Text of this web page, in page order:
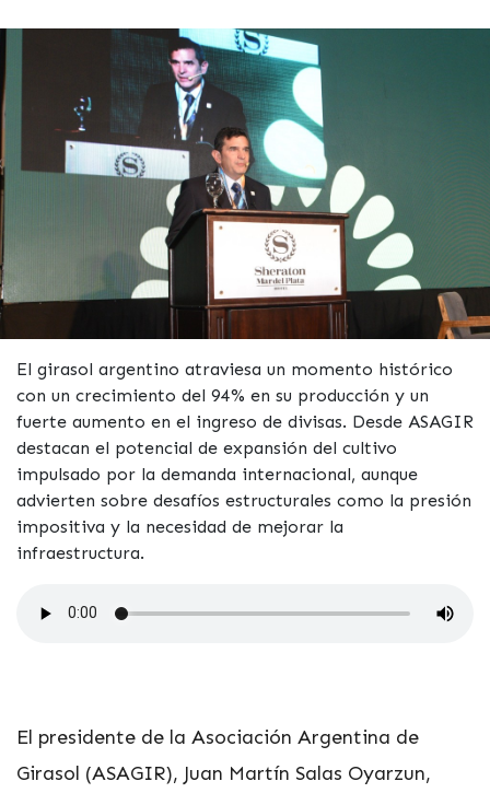
El girasol argentino atraviesa un momento histórico
con un crecimiento del 94% en su producción y un
fuerte aumento en el ingreso de divisas. Desde ASAGIR
destacan el potencial de expansión del cultivo
impulsado por la demanda internacional, aunque
advierten sobre desafíos estructurales como la presión
impositiva y la necesidad de mejorar la
infraestructura.
El presidente de la Asociación Argentina de
Girasol (ASAGIR), Juan Martín Salas Oyarzun,